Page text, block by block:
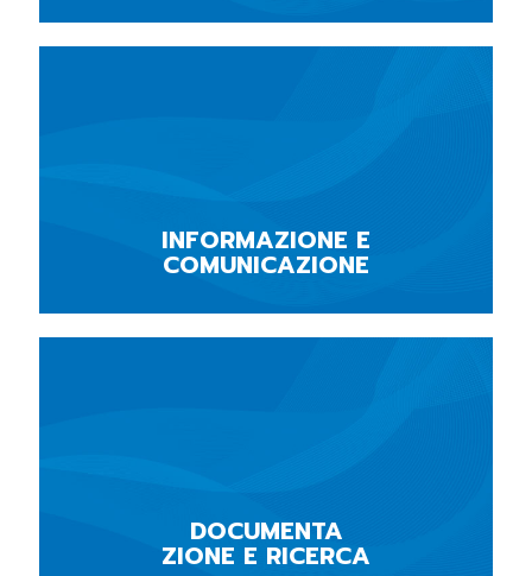
INFORMAZIONE E
COMUNICAZIONE
DOCUMENTA
ZIONE E RICERCA